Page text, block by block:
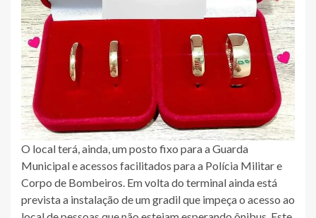
O local terá, ainda, um posto fixo para a Guarda
Municipal e acessos facilitados para a Polícia Militar e
Corpo de Bombeiros. Em volta do terminal ainda está
prevista a instalação de um gradil que impeça o acesso ao